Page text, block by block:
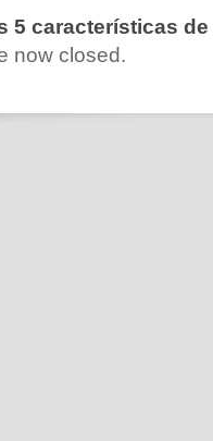
5 características
now closed.